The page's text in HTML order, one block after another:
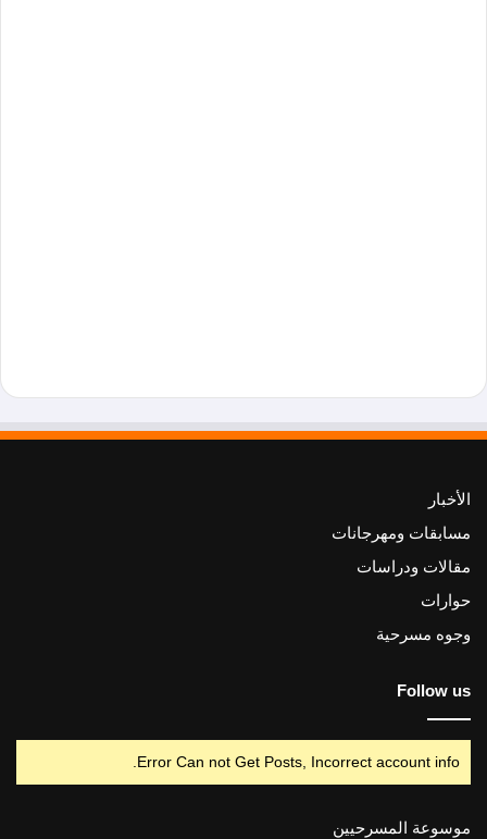
الأخبار
مسابقات ومهرجانات
مقالات ودراسات
حوارات
وجوه مسرحية
Follow us
Error Can not Get Posts, Incorrect account info.
موسوعة المسرحيين